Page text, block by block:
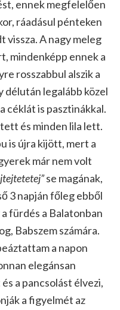
ennek megfelelően
ráadásul pénteken
vissza. A nagy meleg
mindenképp ennek a
rosszabbul alszik a
legalább közel
céklát is pasztinákkal.
és minden lila lett.
is újra kijött, mert a
már nem volt
se magának,
3 napján főleg ebből
fürdés a Balatonban
Babszem számára.
a napon
elegánsan
a pancsolást élvezi,
a figyelmét az